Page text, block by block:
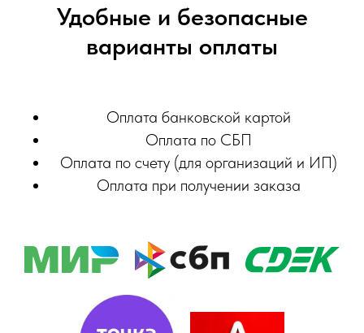
Удобные и безопасные
варианты оплаты
Оплата банковской картой
Оплата по СБП
Оплата по счету (для организаций и ИП)
Оплата при получении заказа